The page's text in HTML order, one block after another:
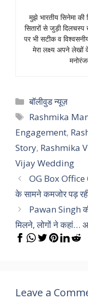
मुझे भारतीय सिनेमा की
सितारों से जुड़ी
पर भी सटीक व
मेरा लक्ष्य अपने लेखों
Categories
बॉलीवुड न्यूज़
Tags
Rashmika
Engagement,
Story, Rashmika
Vijay Wedding
OG Box Office
के सामने कमजोर पड़
Pawan Singh
मिलने, लोगों ने कहां…
Leave a